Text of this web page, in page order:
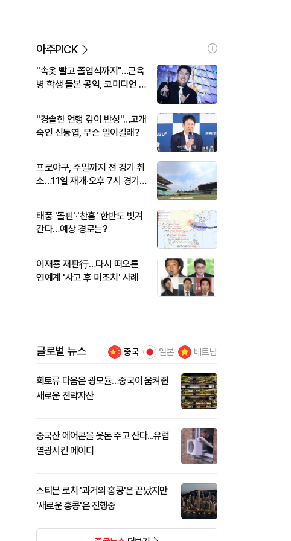
아주PICK
"속옷 빨고 졸업식까지"…근육
병 학생 돌본 공익, 코미디언 김
"경솔한 언행 깊이 반성"…고개
숙인 신동엽, 무슨 일이길래?
프로야구, 주말까지 전 경기 취
소…11일 재개·오후 7시 경기
태풍 '돌핀'·'찬홈' 한반도 빗겨
간다…예상 경로는?
이재룡 재판行…다시 떠오른
연예계 '사고 후 미조치' 사례
글로벌 뉴스 중국 일본 베트남
희토류 다음은 광모듈…중국이 움켜쥔
새로운 전략자산
중국산 에어콘을 웃돈 주고 산다...유럽
열광시킨 메이디
스티븐 로치 '과거의 홍콩'은 끝났지만
'새로운 홍콩'은 진행중